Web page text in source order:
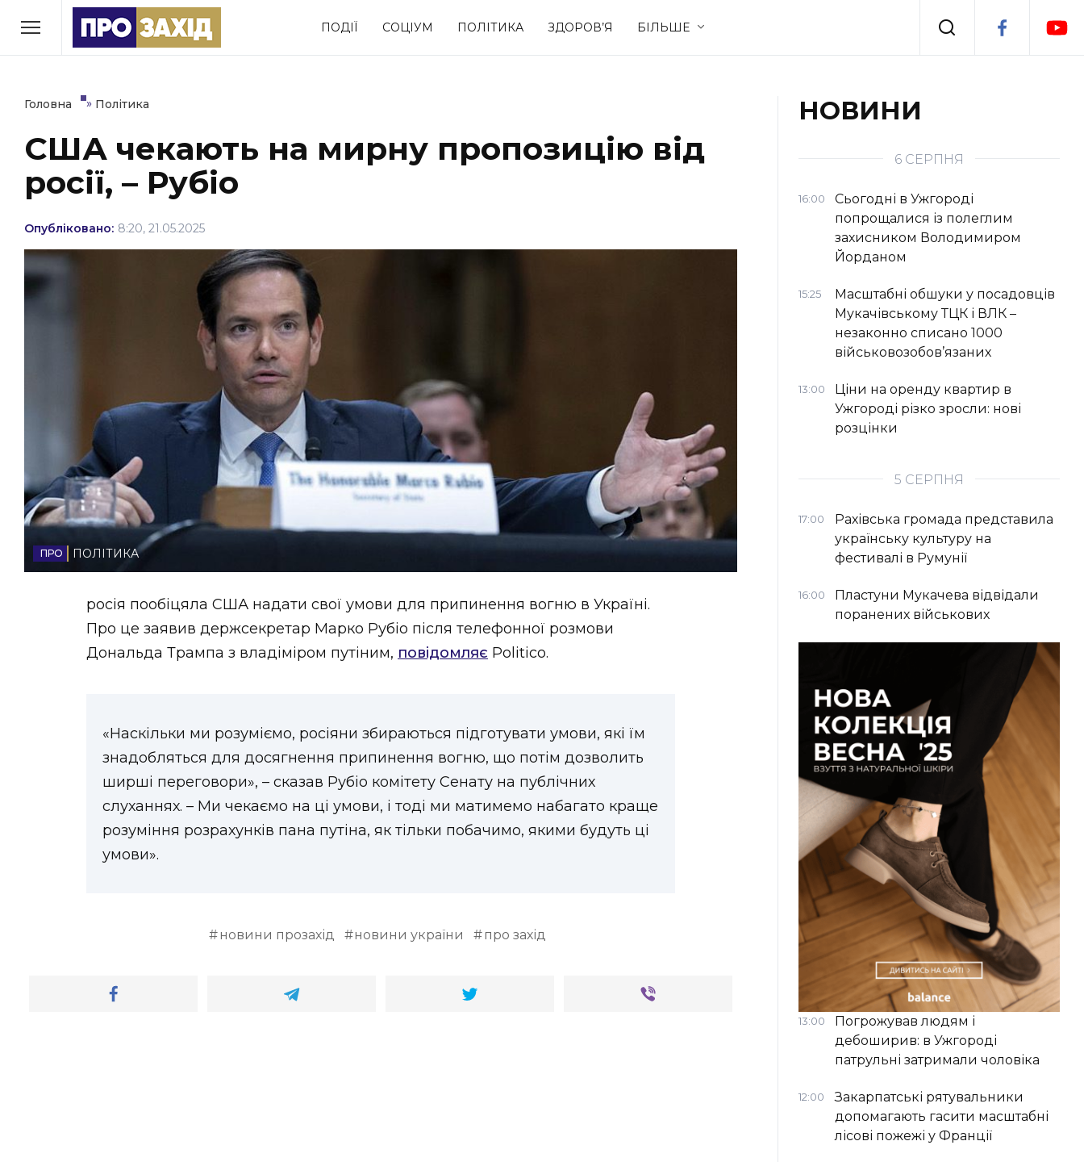
ПОДІЇ СОЦІУМ ПОЛІТИКА ЗДОРОВ’Я БІЛЬШЕ
РУБРИКИ
Економіка Події
Політика Соціум Спорт Стиль життя
Втрачений Ужгород
(відеоверсія)
ЗАКАРПАТСЬКІ НОВИНИ
НОВИНИ ЗАХІДНОЇ УКРАЇНИ
ФОТО
ВІДЕО
Головна » Політика
США чекають на мирну пропозицію від
росії, – Рубіо
Опубліковано: 8:20, 21.05.2025
ПОЛІТИКА
росія пообіцяла США надати свої умови для припинення вогню в Україні.
Про це заявив держсекретар Марко Рубіо після телефонної розмови
Дональда Трампа з владіміром путіним, повідомляє Politico.
«Наскільки ми розуміємо, росіяни збираються підготувати умови, які їм
знадобляться для досягнення припинення вогню, що потім дозволить
ширші переговори», – сказав Рубіо комітету Сенату на публічних
слуханнях. – Ми чекаємо на ці умови, і тоді ми матимемо набагато краще
розуміння розрахунків пана путіна, як тільки побачимо, якими будуть ці
умови».
новини прозахід новини україни про захід
НОВИНИ
6 СЕРПНЯ
16:00
Сьогодні в Ужгороді
попрощалися із полеглим
захисником Володимиром
Йорданом
15:25
Масштабні обшуки у посадовців
Мукачівському ТЦК і ВЛК –
незаконно списано 1000
військовозобов’язаних
13:00
Ціни на оренду квартир в
Ужгороді різко зросли: нові
розцінки
5 СЕРПНЯ
17:00
Рахівська громада представила
українську культуру на
фестивалі в Румунії
16:00
Пластуни Мукачева відвідали
поранених військових
13:00
Погрожував людям і
дебоширив: в Ужгороді
патрульні затримали чоловіка
12:00
Закарпатські рятувальники
допомагають гасити масштабні
лісові пожежі у Франції